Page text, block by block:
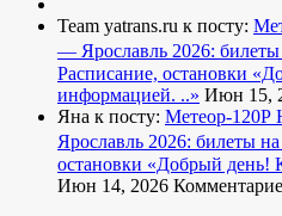
Team yatrans.ru к посту:
— Ярославль 2026:
Расписание, остановки
информацией. ..» Июн 15,
Яна к посту: Метеор-
Ярославль 2026: билеты
остановки «Добрый день!
Июн 14, 2026